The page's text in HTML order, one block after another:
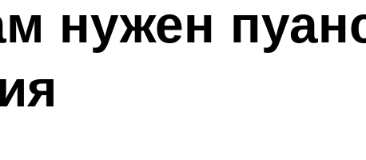
нужен